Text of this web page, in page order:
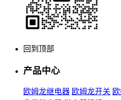
回到顶部
产品中心
欧姆龙继电器 欧姆龙开关